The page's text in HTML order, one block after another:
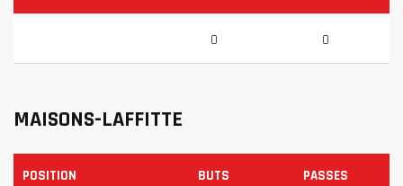
0 0
MAISONS-LAFFITTE
POSITION BUTS PASSES